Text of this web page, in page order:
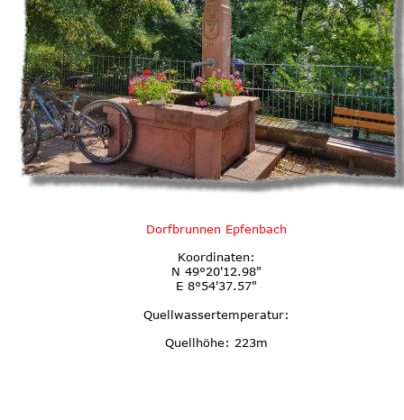
Dorfbrunnen Epfenbach
Koordinaten:
N 49°20'12.98"
E 8°54'37.57"
Quellwassertemperatur:
Quellhöhe: 223m